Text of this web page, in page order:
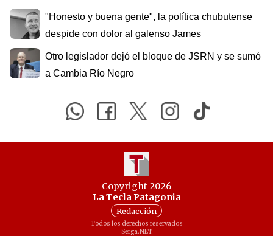
"Honesto y buena gente", la política chubutense
despide con dolor al galenso James
Otro legislador dejó el bloque de JSRN y se sumó
a Cambia Río Negro
Copyright 2026
La Tecla Patagonia
Redacción
Todos los derechos reservados
Serga.NET